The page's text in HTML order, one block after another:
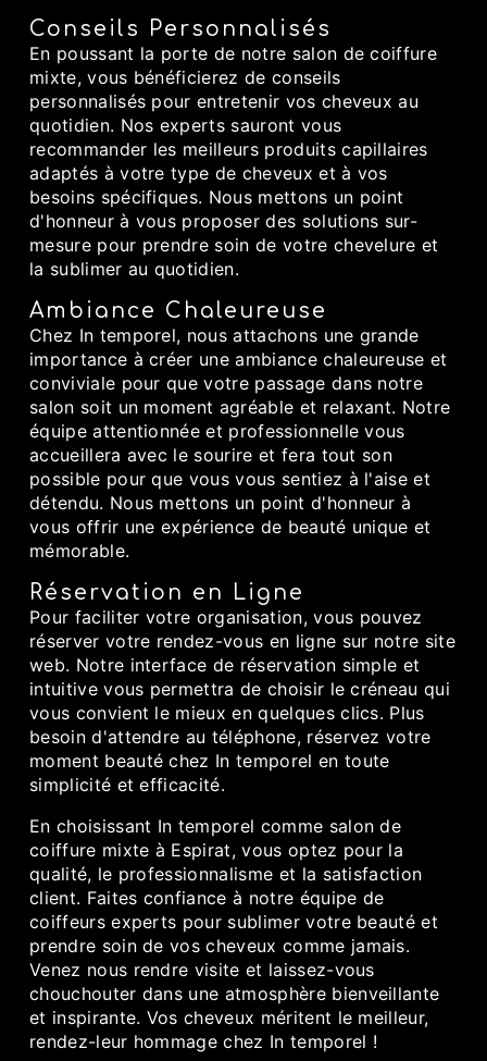
Conseils Personnalisés
En poussant la porte de notre salon de coiffure
mixte, vous bénéficierez de conseils
personnalisés pour entretenir vos cheveux au
quotidien. Nos experts sauront vous
recommander les meilleurs produits capillaires
adaptés à votre type de cheveux et à vos
besoins spécifiques. Nous mettons un point
d'honneur à vous proposer des solutions sur-
mesure pour prendre soin de votre chevelure et
la sublimer au quotidien.
Ambiance Chaleureuse
Chez In temporel, nous attachons une grande
importance à créer une ambiance chaleureuse et
conviviale pour que votre passage dans notre
salon soit un moment agréable et relaxant. Notre
équipe attentionnée et professionnelle vous
accueillera avec le sourire et fera tout son
possible pour que vous vous sentiez à l'aise et
détendu. Nous mettons un point d'honneur à
vous offrir une expérience de beauté unique et
mémorable.
Réservation en Ligne
Pour faciliter votre organisation, vous pouvez
réserver votre rendez-vous en ligne sur notre site
web. Notre interface de réservation simple et
intuitive vous permettra de choisir le créneau qui
vous convient le mieux en quelques clics. Plus
besoin d'attendre au téléphone, réservez votre
moment beauté chez In temporel en toute
simplicité et efficacité.
En choisissant In temporel comme salon de
coiffure mixte à Espirat, vous optez pour la
qualité, le professionnalisme et la satisfaction
client. Faites confiance à notre équipe de
coiffeurs experts pour sublimer votre beauté et
prendre soin de vos cheveux comme jamais.
Venez nous rendre visite et laissez-vous
chouchouter dans une atmosphère bienveillante
et inspirante. Vos cheveux méritent le meilleur,
rendez-leur hommage chez In temporel !